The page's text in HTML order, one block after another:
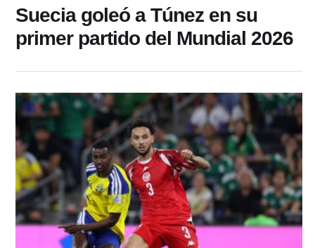
Suecia goleó a Túnez en su
primer partido del Mundial 2026